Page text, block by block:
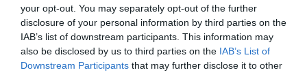
your opt-out. You may separately opt-out of the further
disclosure of your personal information by third parties on the
IAB’s list of downstream participants. This information may
also be disclosed by us to third parties on the IAB’s List of
Downstream Participants that may further disclose it to other